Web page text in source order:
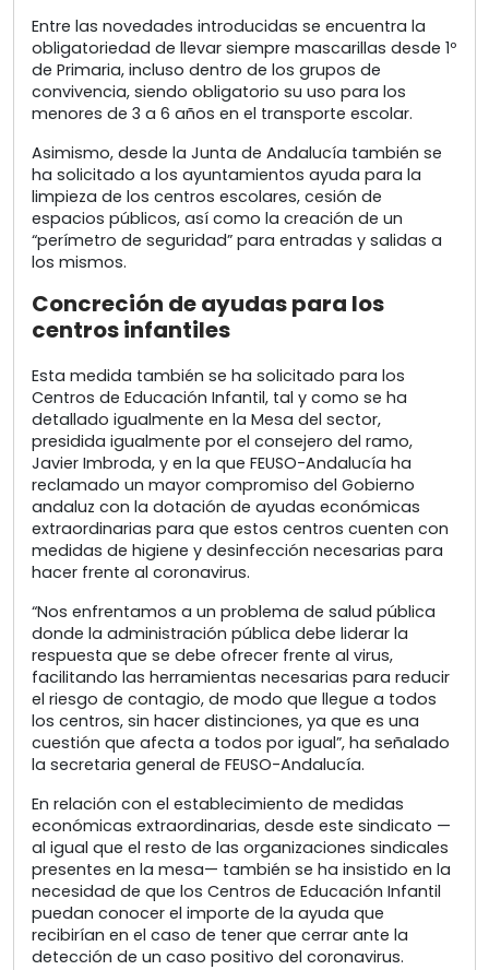
Entre las novedades introducidas se encuentra la
obligatoriedad de llevar siempre mascarillas desde 1º
de Primaria, incluso dentro de los grupos de
convivencia, siendo obligatorio su uso para los
menores de 3 a 6 años en el transporte escolar.
Asimismo, desde la Junta de Andalucía también se
ha solicitado a los ayuntamientos ayuda para la
limpieza de los centros escolares, cesión de
espacios públicos, así como la creación de un
“perímetro de seguridad” para entradas y salidas a
los mismos.
Concreción de ayudas para los
centros infantiles
Esta medida también se ha solicitado para los
Centros de Educación Infantil, tal y como se ha
detallado igualmente en la Mesa del sector,
presidida igualmente por el consejero del ramo,
Javier Imbroda, y en la que FEUSO-Andalucía ha
reclamado un mayor compromiso del Gobierno
andaluz con la dotación de ayudas económicas
extraordinarias para que estos centros cuenten con
medidas de higiene y desinfección necesarias para
hacer frente al coronavirus.
“Nos enfrentamos a un problema de salud pública
donde la administración pública debe liderar la
respuesta que se debe ofrecer frente al virus,
facilitando las herramientas necesarias para reducir
el riesgo de contagio, de modo que llegue a todos
los centros, sin hacer distinciones, ya que es una
cuestión que afecta a todos por igual”, ha señalado
la secretaria general de FEUSO-Andalucía.
En relación con el establecimiento de medidas
económicas extraordinarias, desde este sindicato —
al igual que el resto de las organizaciones sindicales
presentes en la mesa— también se ha insistido en la
necesidad de que los Centros de Educación Infantil
puedan conocer el importe de la ayuda que
recibirían en el caso de tener que cerrar ante la
detección de un caso positivo del coronavirus.